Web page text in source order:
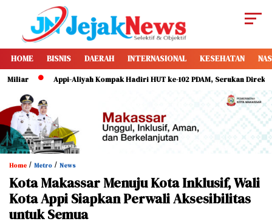
HOME BISNIS DAERAH INTERNASIONAL KESEHATAN
Appi-Aliyah Kompak Hadiri HUT ke-102 PDAM, Serukan Direksi Perkuat
Home / Metro / News
Kota Makassar Menuju Kota Inklusif, Wali
Kota Appi Siapkan Perwali Aksesibilitas
untuk Semua